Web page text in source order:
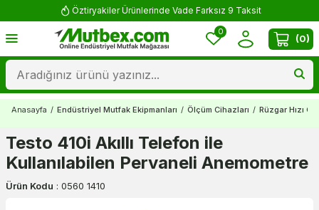
Öztiryakiler Ürünlerinde Vade Farksız 9 Taksit
0
(0)
Anasayfa / Endüstriyel Mutfak Ekipmanları / Ölçüm Cihazları / Rüzgar Hızı
Testo 410i Akıllı Telefon ile
Kullanılabilen Pervaneli Anemometre
Ürün Kodu : 0560 1410